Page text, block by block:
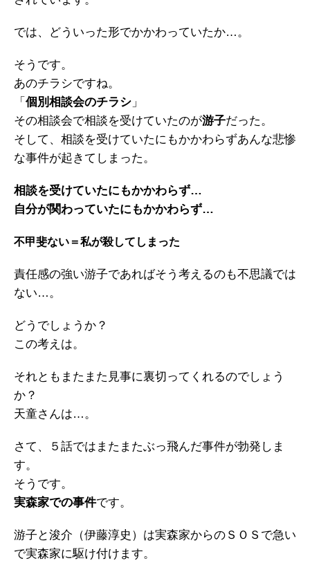
では、どういった形でかかわっていたか…。
そうです。
あのチラシですね。
「 個別相談会のチラシ 」
その相談会で相談を受けていたのが游子だった。
そして、相談を受けていたにもかかわらずあんな悲惨
な事件が起きてしまった。
相談を受けていたにもかかわらず…
自分が関わっていたにもかかわらず…
不甲斐ない＝私が殺してしまった
責任感の強い游子であればそう考えるのも不思議では
ない…。
どうでしょうか？
この考えは。
それともまたまた見事に裏切ってくれるのでしょう
か？
天童さんは…。
さて、５話ではまたまたぶっ飛んだ事件が勃発しま
す。
そうです。
実森家での事件です。
游子と浚介（伊藤淳史）は実森家からのＳＯＳで急い
で実森家に駆け付けます。